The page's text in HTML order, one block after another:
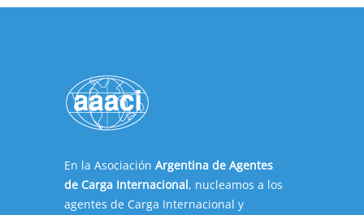
En la Asociación Argentina de Agentes
de Carga Internacional, nucleamos a los
agentes de Carga Internacional y